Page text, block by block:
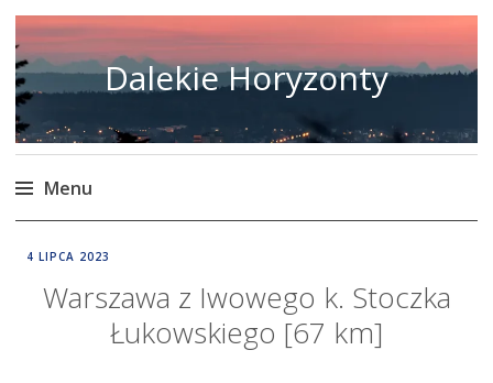
Dalekie Horyzonty
Menu
to
content
4 LIPCA 2023
Warszawa z Iwowego k. Stoczka
Łukowskiego [67 km]